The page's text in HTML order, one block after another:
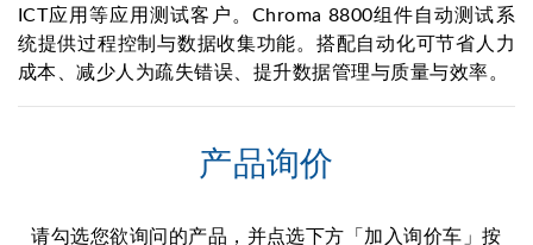
ICT应用等应用测试客户。Chroma 8800组件自动测试系
统提供过程控制与数据收集功能。搭配自动化可节省人力
成本、减少人为疏失错误、提升数据管理与质量与效率。
产品询价
请勾选您欲询问的产品，并点选下方「加入询价车」按